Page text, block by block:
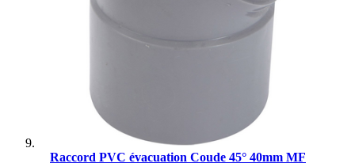
Raccord PVC évacuation Coude 45° 40mm MF